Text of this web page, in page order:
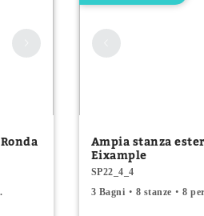
Ampia stanza
Eixample
SP22_4_4
3 Bagni
8 stanze 8